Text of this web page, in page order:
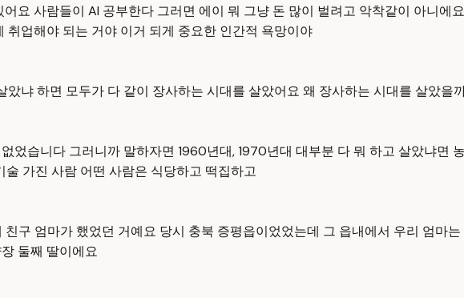
요 사람들이 AI 공부한다 그러면 에이 뭐 그냥 돈 많이 벌려고 악착같이 아니에
업해야 되는 거야 이거 되게 중요한 인간적 욕망이야
냐 하면 모두가 다 같이 장사하는 시대를 살았어요 왜 장사하는 시대를 살았을
었습니다 그러니까 말하자면 1960년대, 1970년대 대부분 다 뭐 하고 살았냐면
가진 사람 어떤 사람은 식당하고 떡집하고
구 엄마가 했었던 거예요 당시 충북 증평읍이었었는데 그 읍내에서 우리 엄마
둘째 딸이에요